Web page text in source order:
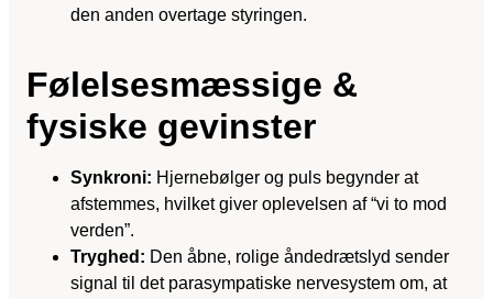
den anden overtage styringen.
Følelsesmæssige &
fysiske gevinster
Synkroni: Hjernebølger og puls begynder at
afstemmes, hvilket giver oplevelsen af “vi to mod
verden”.
Tryghed: Den åbne, rolige åndedrætslyd sender
signal til det parasympatiske nervesystem om, at